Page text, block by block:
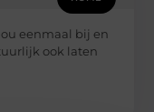
eenmaal bij en
ook laten